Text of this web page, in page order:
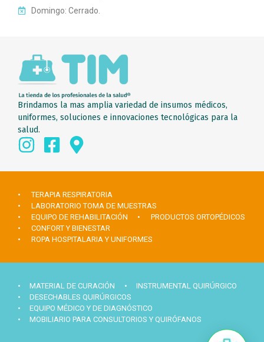
Domingo: Cerrado.
Brindamos la mas amplia variedad de insumos médicos,
uniformes, soluciones e innovaciones tecnológicas para la
salud.
• TERAPIA RESPIRATORIA
• LABORATORIO TOMA DE MUESTRAS
• EQUIPO DE REHABILITACIÓN
• PRODUCTOS ORTOPÉDICOS
• CONFORT Y BIENESTAR
• ROPA HOSPITALARIA Y UNIFORMES
• MATERIAL DE CURACIÓN
• INSTRUMENTAL QUIRÚRGICO
• DESECHABLES QUIRÚRGICOS
• EQUIPO MÉDICO Y DE DIAGNÓSTICO
• MOBILIARIO PARA CONSULTORIOS Y QUIRÓFANOS